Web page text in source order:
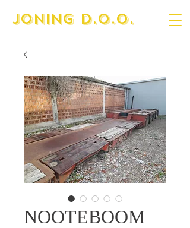
JONING D.O.O.
NOOTEBOOM